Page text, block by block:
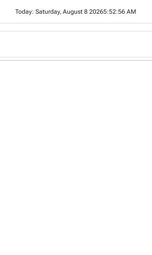
content
Today: Saturday, August 8 20265:52:58 AM